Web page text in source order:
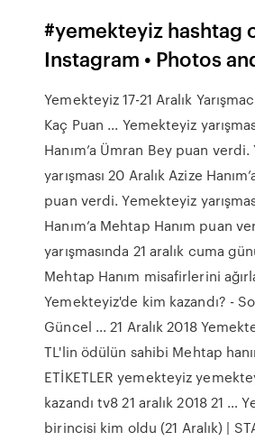
#yemekteyiz hashtag
Instagram • Photos
Yemekteyiz 17-21 Aralık
Kaç Puan ... Yemekteyiz
Hanım’a Ümran Bey puan
yarışması 20 Aralık Azize
puan verdi. Yemekteyiz
Hanım’a Mehtap Hanım puan
yarışmasında 21 aralık cuma
Mehtap Hanım misafirlerini
Yemekteyiz'de kim kazandı? -
Güncel ... 21 Aralık 2018
TL'lin ödülün sahibi Mehtap
ETİKETLER yemekteyiz
kazandı tv8 21 aralık 2018 21 …
birincisi kim oldu (21 Aralık) |